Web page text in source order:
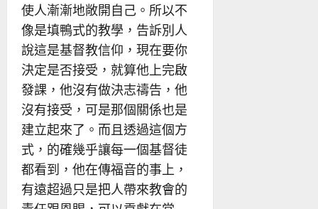
使人漸漸地敞開自己。所以不
像是填鴨式的教學，告訴別人
說這是基督教信仰，現在要你
決定是否接受，就算他上完啟
發課，他沒有做決志禱告，他
沒有接受，可是那個關係也是
建立起來了。而且透過這個方
式，的確幾乎讓每一個基督徒
都看到，他在傳福音的事上，
有遠超過只是把人帶來教會的